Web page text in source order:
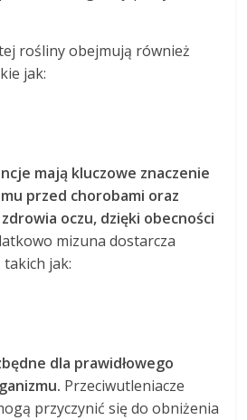
rośliny obejmują również
jak:
mają kluczowe znaczenie
przed chorobami oraz
oczu, dzięki obecności
mizuna dostarcza
takich jak:
dla prawidłowego
Przeciwutleniacze
przyczynić się do obniżenia